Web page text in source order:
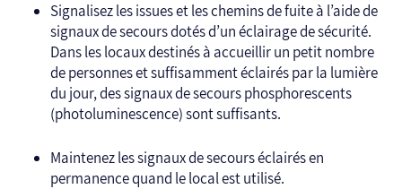
Signalisez les issues et les chemins de fuite à l’aide de
signaux de secours dotés d’un éclairage de sécurité.
Dans les locaux destinés à accueillir un petit nombre
de personnes et suffisamment éclairés par la lumière
du jour, des signaux de secours phosphorescents
(photoluminescence) sont suffisants.
Maintenez les signaux de secours éclairés en
permanence quand le local est utilisé.